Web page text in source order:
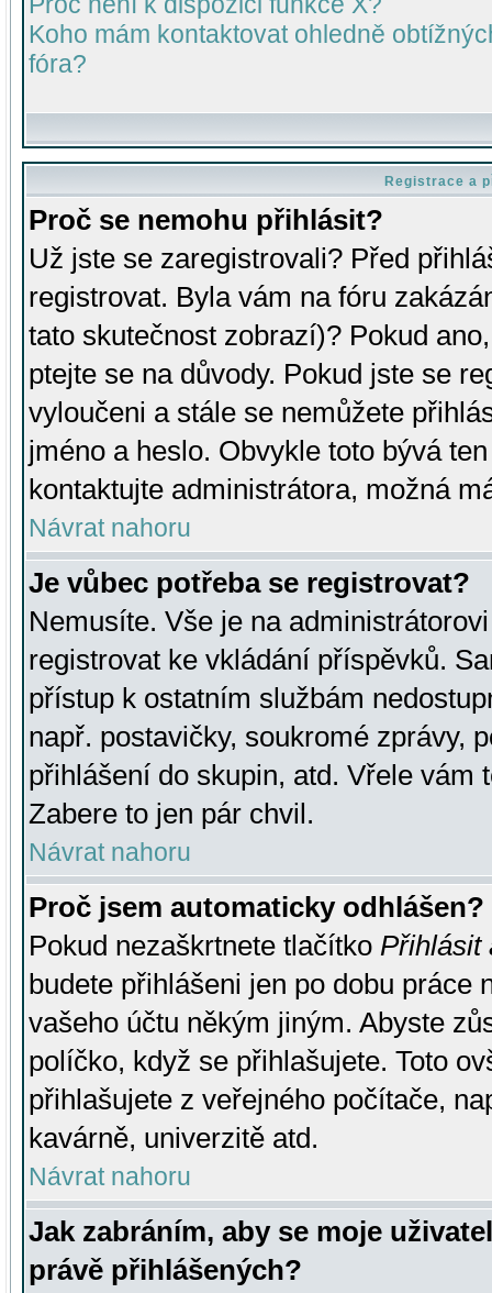
Koho mám kontaktovat ohledně
fóra?
Registrace a
Proč se nemohu přihlásit?
Už jste se zaregistrovali? Před
registrovat. Byla vám na fóru
tato skutečnost zobrazí)? Pokud
ptejte se na důvody. Pokud jste se
vyloučeni a stále se nemůžete
jméno a heslo. Obvykle toto bývá
kontaktujte administrátora, možná
Návrat nahoru
Je vůbec potřeba se registrovat?
Nemusíte. Vše je na
registrovat ke vkládání příspěvků.
přístup k ostatním službám
např. postavičky, soukromé zprávy,
přihlášení do skupin, atd. Vřele vám
Zabere to jen pár chvil.
Návrat nahoru
Proč jsem automaticky odhlášen?
Pokud nezaškrtnete tlačítko Přihlásit
budete přihlášeni jen po dobu práce
vašeho účtu někým jiným. Abyste
políčko, když se přihlašujete. Toto
přihlašujete z veřejného počítače,
kavárně, univerzitě atd.
Návrat nahoru
Jak zabráním, aby se moje
právě přihlášených?